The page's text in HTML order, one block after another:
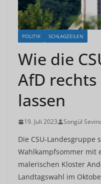
POLITIK SCHLAGZEILEN
Wie die
AfD
lassen
19. Juli 2023 Songül
Die CSU-Landesgruppe
Wahlkampfsommer mit
malerischen Kloster
Landtagswahl im